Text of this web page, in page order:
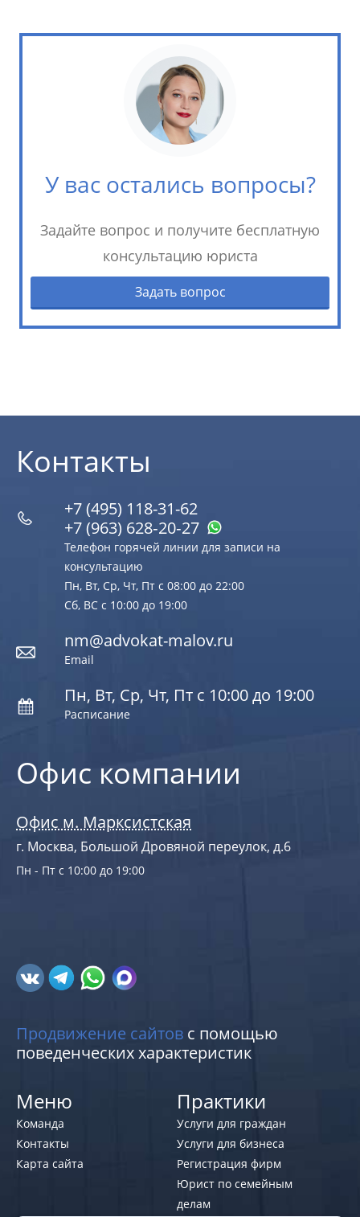
У вас остались вопросы?
Задайте вопрос и получите бесплатную
консультацию юриста
Задать вопрос
Офис компании
Офис м. Марксистская
г. Москва, Большой Дровяной переулок, д.6
Пн - Пт с 10:00 до 19:00
Контакты
+7 (495) 118-31-62
+7 (963) 628‑20‑27
Телефон горячей линии для записи на
консультацию
Пн, Вт, Ср, Чт, Пт с 08:00 до 22:00
Сб, ВС с 10:00 до 19:00
nm@advokat-malov.ru
Email
Пн, Вт, Ср, Чт, Пт с 10:00 до 19:00
Расписание
Продвижение сайтов с помощью
поведенческих характеристик
Меню
Команда
Контакты
Карта сайта
Практики
Услуги для граждан
Услуги для бизнеса
Регистрация фирм
Юрист по семейным
делам